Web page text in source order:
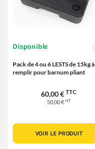
Disponible
Pack de 4 ou 6 LESTS de 15kg à
remplir pour barnum pliant
60,00 € TTC
50,00 € HT
VOIR LE PRODUIT